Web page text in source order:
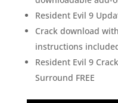
Resident Evil 9
Crack download
instructions
Resident Evil 9
Surround FREE